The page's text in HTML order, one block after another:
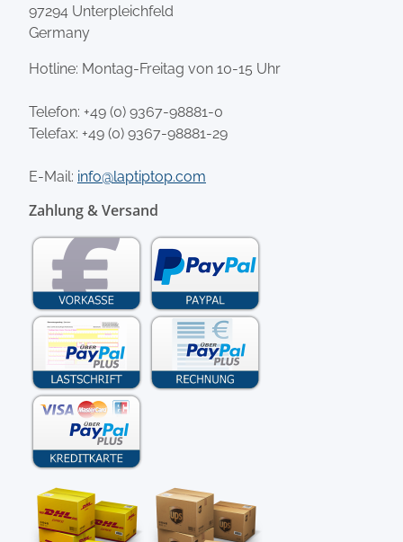
97294 Unterpleichfeld
Germany
Hotline: Montag-Freitag von 10-15 Uhr
Telefon: +49 (0) 9367-98881-0
Telefax: +49 (0) 9367-98881-29
E-Mail: info@laptiptop.com
Zahlung & Versand